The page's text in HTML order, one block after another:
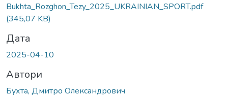
Bukhta_Rozghon_Tezy_2025_UKRAINIAN_SPORT.pdf
(345,07 KB)
Дата
2025-04-10
Автори
Бухта, Дмитро Олександрович